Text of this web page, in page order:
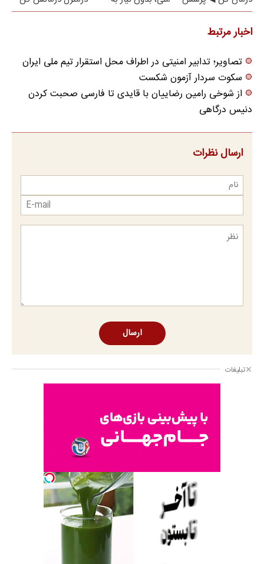
نامه ▶
مراجعه حضوری
اخبار مرتبط
تصاویر؛ تدابیر امنیتی در اطراف محل استقرار تیم ملی ایران
سکوت سردار آزمون شکست
از شوخی رامین رضاییان با قایدی تا فارسی صحبت کردن
دنیس درگاهی
ارسال نظرات
ارسال
تبلیغات